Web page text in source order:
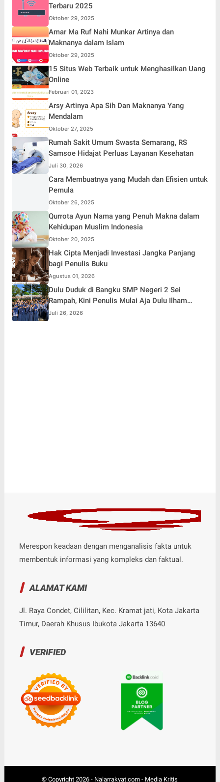
Terbaru 2025
Oktober 29, 2025
Amar Ma Ruf Nahi Munkar Artinya dan
Maknanya dalam Islam
Oktober 29, 2025
15 Situs Web Terbaik untuk Menghasilkan Uang
Online
Februari 01, 2023
Arsy Artinya Apa Sih Dan Maknanya Yang
Mendalam
Oktober 27, 2025
Rumah Sakit Umum Swasta Semarang, RS
Samsoe Hidajat Perluas Layanan Kesehatan
Juli 30, 2026
Cara Membuatnya yang Mudah dan Efisien untuk
Pemula
Oktober 26, 2025
Qurrota Ayun Nama yang Penuh Makna dalam
Kehidupan Muslim Indonesia
Oktober 20, 2025
Hak Cipta Menjadi Investasi Jangka Panjang
bagi Penulis Buku
Agustus 01, 2026
Dulu Duduk di Bangku SMP Negeri 2 Sei
Rampah, Kini Penulis Mulai Aja Dulu Ilham
Febryan Kembali sebagai Pemateri untuk
Menginspirasi Generasi Muda
Juli 26, 2026
Merespon keadaan dengan menganalisis fakta untuk
membentuk informasi yang kompleks dan faktual.
ALAMAT KAMI
Jl. Raya Condet, Cililitan, Kec. Kramat jati, Kota Jakarta
Timur, Daerah Khusus Ibukota Jakarta 13640
VERIFIED
© Copyright2026 - Nalarrakyat.com - Media Kritis